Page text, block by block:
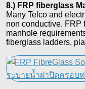
8.) FRP fiberglass
Many Telco and
non conductive. FRP
manhole
fiberglass ladders,